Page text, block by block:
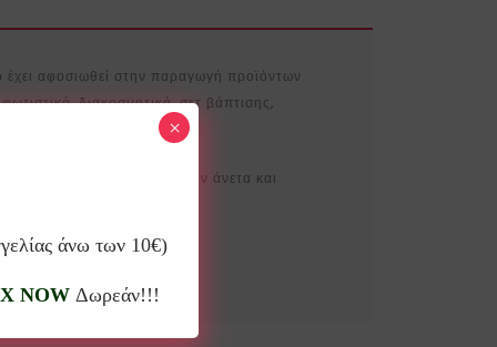
αφοσιωθεί στην παραγωγή προϊόντων
διακοσμητικά, σετ βάπτισης,
είναι τα παιδιά να νιώθουν άνετα και
άνω των 10€)
NOWΔωρεάν!!!
×